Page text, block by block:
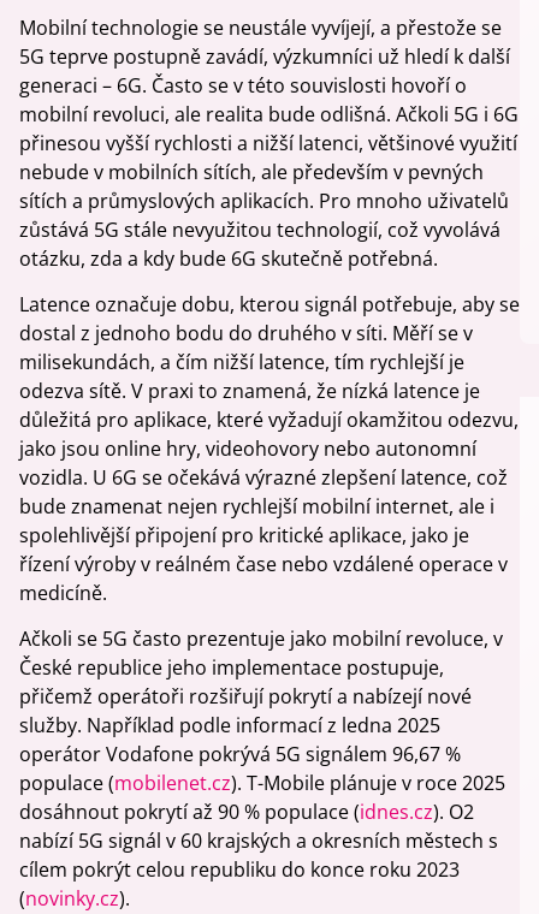
Mobilní technologie se neustále vyvíjejí, a přestože se
5G teprve postupně zavádí, výzkumníci už hledí k další
generaci – 6G. Často se v této souvislosti hovoří o
mobilní revoluci, ale realita bude odlišná. Ačkoli 5G i 6G
přinesou vyšší rychlosti a nižší latenci, většinové využití
nebude v mobilních sítích, ale především v pevných
sítích a průmyslových aplikacích. Pro mnoho uživatelů
zůstává 5G stále nevyužitou technologií, což vyvolává
otázku, zda a kdy bude 6G skutečně potřebná.
Latence označuje dobu, kterou signál potřebuje, aby se
dostal z jednoho bodu do druhého v síti. Měří se v
milisekundách, a čím nižší latence, tím rychlejší je
odezva sítě. V praxi to znamená, že nízká latence je
důležitá pro aplikace, které vyžadují okamžitou odezvu,
jako jsou online hry, videohovory nebo autonomní
vozidla. U 6G se očekává výrazné zlepšení latence, což
bude znamenat nejen rychlejší mobilní internet, ale i
spolehlivější připojení pro kritické aplikace, jako je
řízení výroby v reálném čase nebo vzdálené operace v
medicíně.
Ačkoli se 5G často prezentuje jako mobilní revoluce, v
České republice jeho implementace postupuje,
přičemž operátoři rozšiřují pokrytí a nabízejí nové
služby. Například podle informací z ledna 2025
operátor Vodafone pokrývá 5G signálem 96,67 %
populace (mobilenet.cz). T-Mobile plánuje v roce 2025
dosáhnout pokrytí až 90 % populace (idnes.cz). O2
nabízí 5G signál v 60 krajských a okresních městech s
cílem pokrýt celou republiku do konce roku 2023
(novinky.cz).